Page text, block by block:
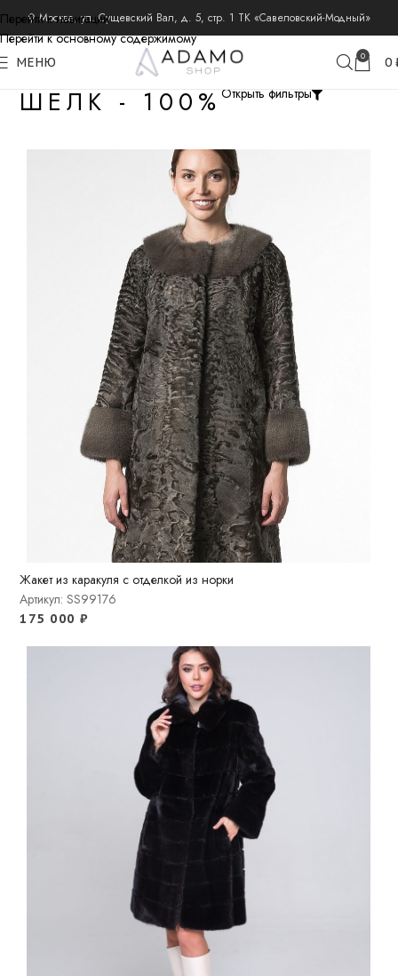
Перейти к навигации
Перейти к основному содержимому
⚲ Москва, ул. Сущевский Вал, д. 5, стр. 1 ТК «Савеловский-Модный»
МЕНЮ 0 0
ШЕЛК - 100%Открыть фильтры
Жакет из каракуля с отделкой из норки
Артикул: SS99176
175 000₽